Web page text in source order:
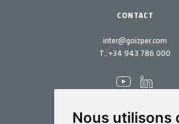
Nous utilisons
inter@goizper.com
T.:+34 943 786 000
CONTACT